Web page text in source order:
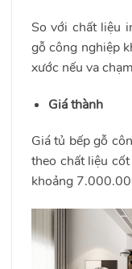
So với chất liệu
gỗ công nghiệp
xước nếu va
Giá thành
Giá tủ bếp gỗ
theo chất liệu
khoảng